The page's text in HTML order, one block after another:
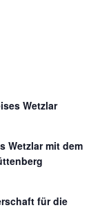
Wetzlar
Wetzlar mit dem
für die